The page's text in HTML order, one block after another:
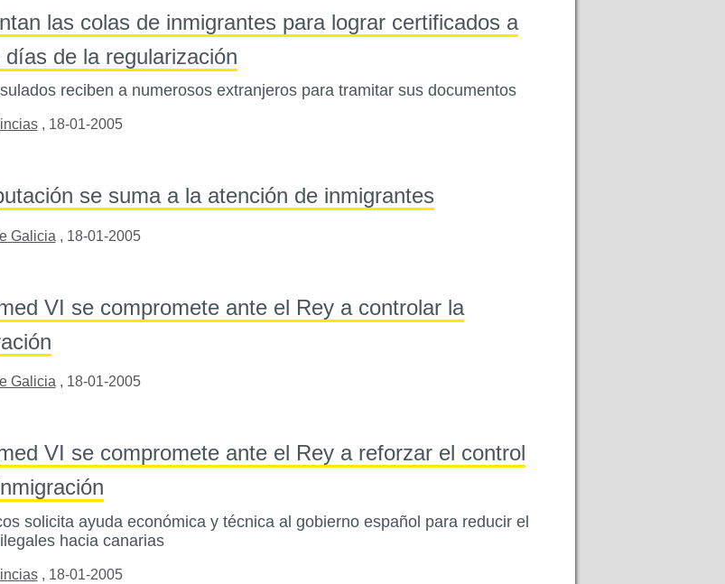
las colas de inmigrantes para lograr certificados a
días de la regularización
reciben a numerosos extranjeros para tramitar sus documentos
, 18-01-2005
se suma a la atención de inmigrantes
Galicia , 18-01-2005
VI se compromete ante el Rey a controlar la
Galicia , 18-01-2005
VI se compromete ante el Rey a reforzar el control
solicita ayuda económica y técnica al gobierno español para reducir el
hacia canarias
, 18-01-2005